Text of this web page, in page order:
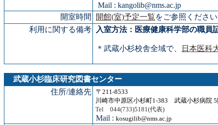
Mail : kangolib@nms.ac.jp
開室時間
開館(室)予定一覧をご参照くださ
利用に関する備考
入室方法：医療健康科学部の職員
＊武蔵小杉校舎全域で、 日本医科
武蔵小杉臨床研究図書センター
住所/連絡先 〒211-8533
川崎市中原区小杉町1-383 武蔵小杉病院
Tel 044(733)5181(代表)
Mail : kosugilib@nms.ac.jp